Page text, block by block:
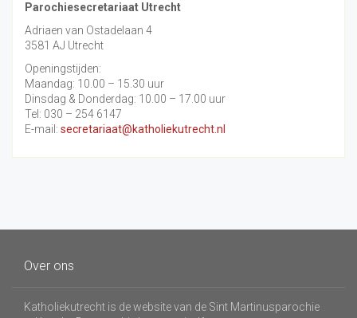
Parochiesecretariaat Utrecht
Adriaen van Ostadelaan 4
3581 AJ Utrecht
Openingstijden:
Maandag: 10.00 – 15.30 uur
Dinsdag & Donderdag: 10.00 – 17.00 uur
Tel: 030 – 254 6147
E-mail: secretariaat@katholiekutrecht.nl
Over ons
Katholiekutrecht is de website van de Sint Martinusparochie